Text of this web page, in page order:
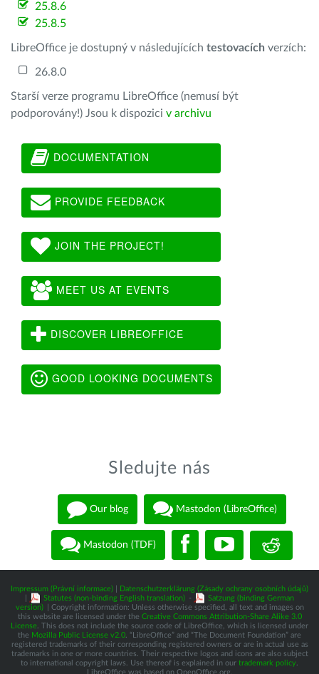
25.8.6
25.8.5
LibreOffice je dostupný v následujících testovacích verzích:
26.8.0
Starší verze programu LibreOffice (nemusí být
podporovány!) Jsou k dispozici v archivu
DOCUMENTATION
PROVIDE FEEDBACK
JOIN THE PROJECT!
MEET US AT EVENTS
DISCOVER LIBREOFFICE
GOOD LOOKING DOCUMENTS
Sledujte nás
Our blog Mastodon (LibreOffice)
Mastodon (TDF)
Impressum (Právní informace)
Datenschutzerklärung (Zásady ochrany osobních údajů)
Statutes (non-binding English translation) -
Satzung (binding German
version)
| Copyright information: Unless otherwise specified, all text and images on
this website are licensed under the Creative Commons Attribution-Share Alike 3.0
License . This does not include the source code of LibreOffice, which is licensed under
the Mozilla Public License v2.0 . “LibreOffice” and “The Document Foundation” are
registered trademarks of their corresponding registered owners or are in actual use as
trademarks in one or more countries. Their respective logos and icons are also subject
to international copyright laws. Use thereof is explained in our trademark policy
LibreOffice was based on OpenOffice.org.